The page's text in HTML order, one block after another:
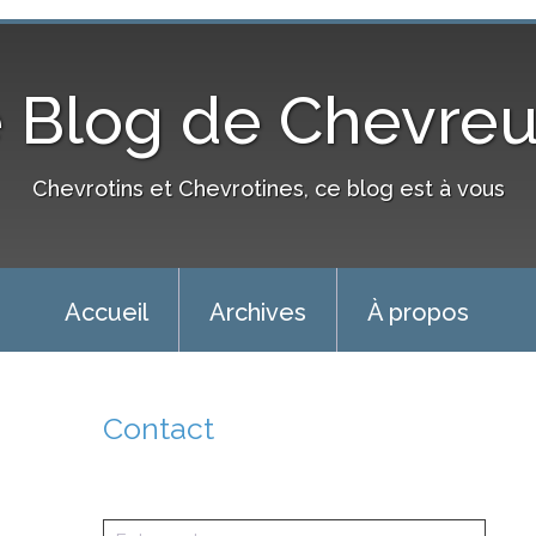
Blog de
Chevrotins et Chevrotines, ce blog est à vous
Accueil Archives À propos
Contact